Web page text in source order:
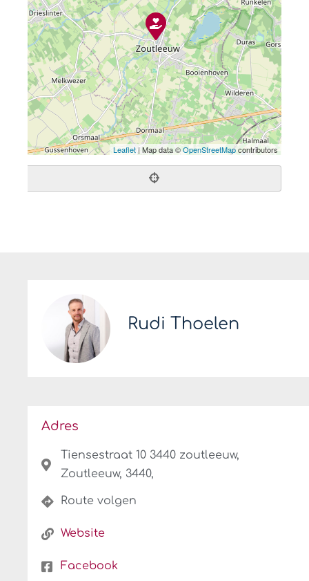
Leaflet | Map data ©OpenStreetMapcontributors
Rudi Thoelen
Adres
Tiensestraat 10 3440 zoutleeuw,
Zoutleeuw, 3440,
Route volgen
Website
Facebook